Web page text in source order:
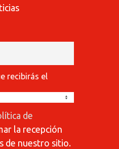
recibirás el
de
la recepción
de nuestro sitio.